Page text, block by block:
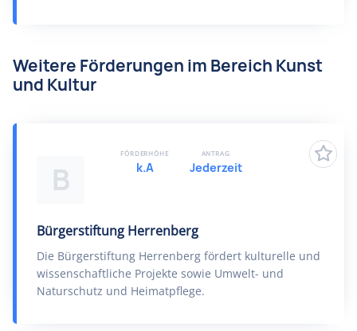
Weitere Förderungen im Bereich Kunst
und Kultur
B
Bürgerstiftung Herrenberg
Die Bürgerstiftung Herrenberg fördert kulturelle und
wissenschaftliche Projekte sowie Umwelt- und
Naturschutz und Heimatpflege.
FÖRDERHÖHE
k.A
ANTRAG
Jederzeit